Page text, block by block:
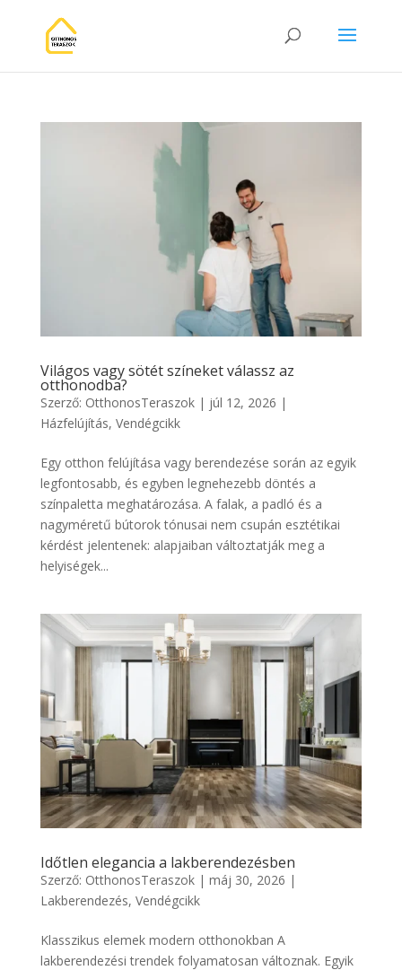
Világos vagy sötét színeket válassz az
otthonodba?
Szerző: OtthonosTeraszok| júl 12, 2026 |
Házfelújítás, Vendégcikk
Egy otthon felújítása vagy berendezése során az egyik
legfontosabb, és egyben legnehezebb döntés a
színpaletta meghatározása. A falak, a padló és a
nagyméretű bútorok tónusai nem csupán esztétikai
kérdést jelentenek: alapjaiban változtatják meg a
helyiségek...
Időtlen elegancia a lakberendezésben
Szerző: OtthonosTeraszok| máj 30, 2026 |
Lakberendezés, Vendégcikk
Klasszikus elemek modern otthonokban A
lakberendezési trendek folyamatosan változnak. Egyik